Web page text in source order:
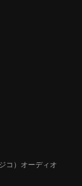
コ）オーディオ